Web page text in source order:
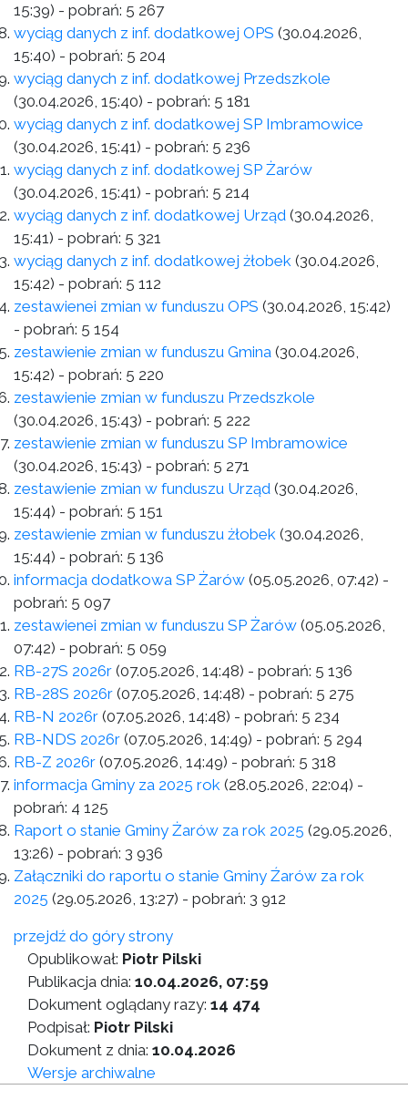
15:39) - pobrań: 5 267
wyciąg danych z inf. dodatkowej OPS (30.04.2026,
15:40) - pobrań: 5 204
wyciąg danych z inf. dodatkowej Przedszkole
(30.04.2026, 15:40) - pobrań: 5 181
wyciąg danych z inf. dodatkowej SP Imbramowice
(30.04.2026, 15:41) - pobrań: 5 236
wyciąg danych z inf. dodatkowej SP Żarów
(30.04.2026, 15:41) - pobrań: 5 214
wyciąg danych z inf. dodatkowej Urząd (30.04.2026,
15:41) - pobrań: 5 321
wyciąg danych z inf. dodatkowej żłobek (30.04.2026,
15:42) - pobrań: 5 112
zestawienei zmian w funduszu OPS (30.04.2026, 15:42)
- pobrań: 5 154
zestawienie zmian w funduszu Gmina (30.04.2026,
15:42) - pobrań: 5 220
zestawienie zmian w funduszu Przedszkole
(30.04.2026, 15:43) - pobrań: 5 222
zestawienie zmian w funduszu SP Imbramowice
(30.04.2026, 15:43) - pobrań: 5 271
zestawienie zmian w funduszu Urząd (30.04.2026,
15:44) - pobrań: 5 151
zestawienie zmian w funduszu żłobek (30.04.2026,
15:44) - pobrań: 5 136
informacja dodatkowa SP Żarów (05.05.2026, 07:42) -
pobrań: 5 097
zestawienei zmian w funduszu SP Żarów (05.05.2026,
07:42) - pobrań: 5 059
RB-27S 2026r (07.05.2026, 14:48) - pobrań: 5 136
RB-28S 2026r (07.05.2026, 14:48) - pobrań: 5 275
RB-N 2026r (07.05.2026, 14:48) - pobrań: 5 234
RB-NDS 2026r (07.05.2026, 14:49) - pobrań: 5 294
RB-Z 2026r (07.05.2026, 14:49) - pobrań: 5 318
informacja Gminy za 2025 rok (28.05.2026, 22:04) -
pobrań: 4 125
Raport o stanie Gminy Żarów za rok 2025 (29.05.2026,
13:26) - pobrań: 3 936
Załączniki do raportu o stanie Gminy Źarów za rok
2025 (29.05.2026, 13:27) - pobrań: 3 912
przejdź do góry strony
Opublikował: Piotr Pilski
Publikacja dnia: 10.04.2026, 07:59
Dokument oglądany razy: 14 474
Podpisał: Piotr Pilski
Dokument z dnia: 10.04.2026
Wersje archiwalne